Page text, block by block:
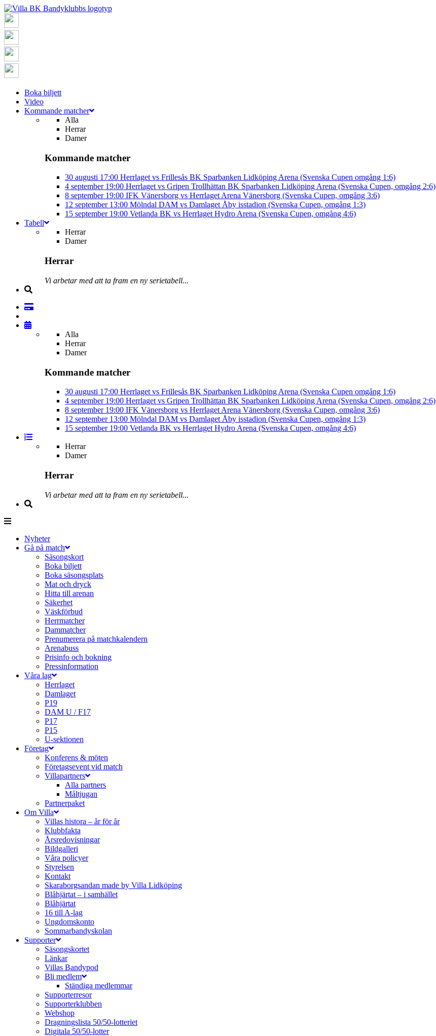
Boka biljett
Video
Kommande matcher
Alla
Herrar
Damer
Kommande matcher
30 augusti 17:00 Herrlaget vs Frillesås BK Sparbanken Lidköping Arena (Svenska Cupen omgång 1:6)
4 september 19:00 Herrlaget vs Gripen Trollhättan BK Sparbanken Lidköping Arena (Svenska Cupen, omgång 2:6)
8 september 19:00 IFK Vänersborg vs HerrlagetArena Vänersborg (Svenska Cupen, omgång 3:6)
12 september 13:00 Mölndal DAM vs DamlagetÅby isstadion (Svenska Cupen, omgång 1:3)
15 september 19:00 Vetlanda BK vs HerrlagetHydro Arena (Svenska Cupen, omgång 4:6)
Tabell
Herrar
Damer
Herrar
Vi arbetar med att ta fram en ny serietabell...
Alla
Herrar
Damer
Kommande matcher
30 augusti 17:00 Herrlaget vs Frillesås BK Sparbanken Lidköping Arena (Svenska Cupen omgång 1:6)
4 september 19:00 Herrlaget vs Gripen Trollhättan BK Sparbanken Lidköping Arena (Svenska Cupen, omgång 2:6)
8 september 19:00 IFK Vänersborg vs Herrlaget Arena Vänersborg (Svenska Cupen, omgång 3:6)
12 september 13:00 Mölndal DAM vs Damlaget Åby isstadion (Svenska Cupen, omgång 1:3)
15 september 19:00 Vetlanda BK vs Herrlaget Hydro Arena (Svenska Cupen, omgång 4:6)
Herrar
Damer
Herrar
Vi arbetar med att ta fram en ny serietabell...
Nyheter
Gå på match
Säsongskort
Boka biljett
Boka säsongsplats
Mat och dryck
Hitta till arenan
Säkerhet
Väskförbud
Herrmatcher
Dammatcher
Prenumerera på matchkalendern
Arenabuss
Prisinfo och bokning
Pressinformation
Våra lag
Herrlaget
Damlaget
P19
DAM U / F17
P17
P15
U-sektionen
Företag
Konferens & möten
Företagsevent vid match
Villapartners
Alla partners
Måltjugan
Partnerpaket
Om Villa
Villas histora – år för år
Klubbfakta
Årsredovisningar
Bildgalleri
Våra policyer
Styrelsen
Kontakt
Skaraborgsandan made by Villa Lidköping
Blåhjärtat – i samhället
Blåhjärtat
16 till A-lag
Ungdomskonto
Sommarbandyskolan
Supporter
Säsongskortet
Länkar
Villas Bandypod
Bli medlem
Ständiga medlemmar
Supporterresor
Supporterklubben
Webshop
Dragningslista 50/50-lotteriet
Digitala 50/50-lotter